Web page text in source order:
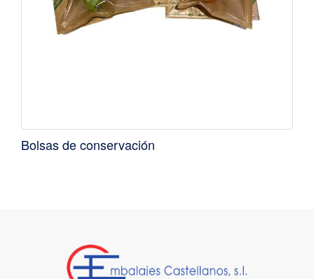
Bolsas de conservación